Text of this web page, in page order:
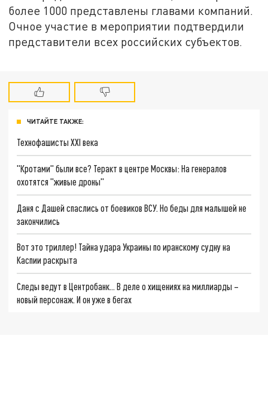
более 1000 представлены главами компаний.
Очное участие в мероприятии подтвердили
представители всех российских субъектов.
ЧИТАЙТЕ ТАКЖЕ:
Технофашисты XXI века
"Кротами" были все? Теракт в центре Москвы: На генералов
охотятся "живые дроны"
Даня с Дашей спаслись от боевиков ВСУ. Но беды для малышей не
закончились
Вот это триллер! Тайна удара Украины по иранскому судну на
Каспии раскрыта
Следы ведут в Центробанк… В деле о хищениях на миллиарды –
новый персонаж. И он уже в бегах